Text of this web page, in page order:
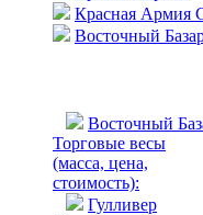
Красная Армия
Восточный
Восточный
Торговые весы
(масса, цена,
стоимость):
Гулливер